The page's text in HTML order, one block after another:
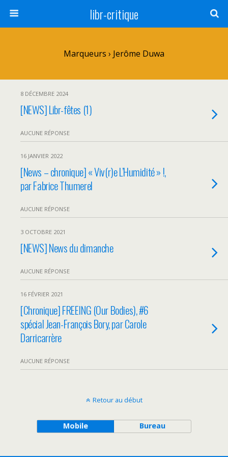
libr-critique
Marqueurs › Jerôme Duwa
8 DÉCEMBRE 2024
[NEWS] Libr-fêtes (1)
AUCUNE RÉPONSE
16 JANVIER 2022
[News – chronique] « Viv(r)e L’Humidité » !,
par Fabrice Thumerel
AUCUNE RÉPONSE
3 OCTOBRE 2021
[NEWS] News du dimanche
AUCUNE RÉPONSE
16 FÉVRIER 2021
[Chronique] FREEING (Our Bodies), #6
spécial Jean-François Bory, par Carole
Darricarrère
AUCUNE RÉPONSE
Retour au début
Mobile Bureau